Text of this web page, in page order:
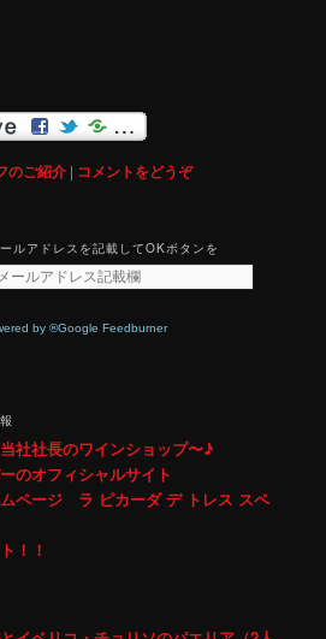
のご紹介 | コメントをどうぞ
ルアドレスを記載してOKボタンを
by ®Google Feedburner
社社長のワインショップ〜♪
のオフィシャルサイト
ページ ラ ピカーダ デ トレス スペ
！！